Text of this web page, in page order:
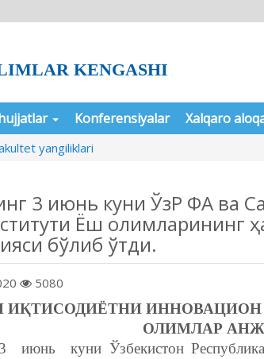
KENGASHI
Konferensiyalar Xalqaro
yangiliklari
3 июнь куни ЎзР ФА ва
Ёш олимларининг
бўлиб ўтди.
5080
ИҚТИСОДИЁТНИ
ОЛИМЛАР
июнь куни Ўзбекистон